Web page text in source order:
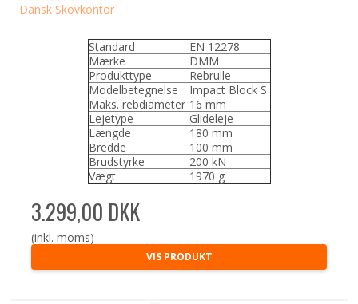
Dansk Skovkontor
Standard
EN 12278
Mærke
DMM
Produkttype
Rebrulle
Modelbetegnelse
Impact Block S
Maks. rebdiameter 16 mm
Lejetype
Glideleje
Længde
180 mm
Bredde
100 mm
Brudstyrke
200 kN
Vægt
1970 g
3.299,00 DKK
(inkl. moms)
VIS PRODUKT